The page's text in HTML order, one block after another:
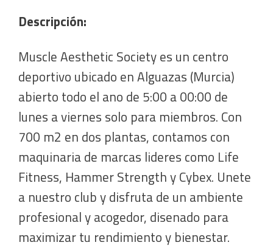
Descripción:
Muscle Aesthetic Society es un centro
deportivo ubicado en Alguazas (Murcia)
abierto todo el ano de 5:00 a 00:00 de
lunes a viernes solo para miembros. Con
700 m2 en dos plantas, contamos con
maquinaria de marcas lideres como Life
Fitness, Hammer Strength y Cybex. Unete
a nuestro club y disfruta de un ambiente
profesional y acogedor, disenado para
maximizar tu rendimiento y bienestar.